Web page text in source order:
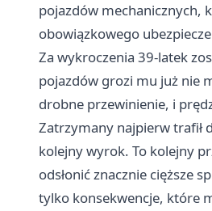
pojazdów mechanicznych,
obowiązkowego
Za wykroczenia 39-latek
pojazdów grozi mu już nie
drobne przewinienie, i
Zatrzymany najpierw trafił
kolejny wyrok. To kolejny
odsłonić znacznie cięższe
tylko konsekwencje, które